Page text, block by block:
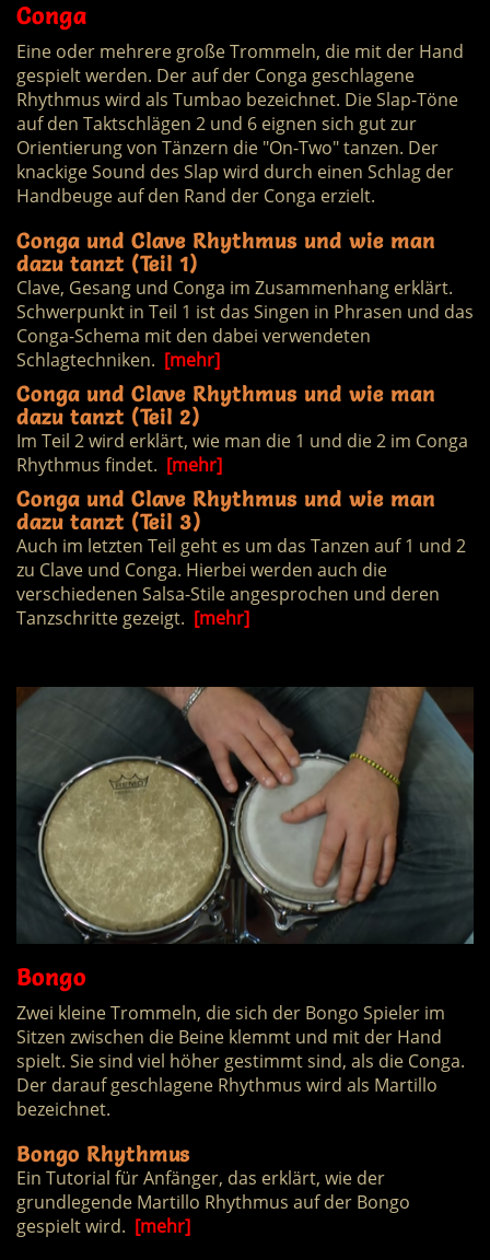
Conga
Eine oder mehrere große Trommeln, die mit der Hand
gespielt werden. Der auf der Conga geschlagene
Rhythmus wird als Tumbao bezeichnet. Die Slap-Töne
auf den Taktschlägen 2 und 6 eignen sich gut zur
Orientierung von Tänzern die "On-Two" tanzen. Der
knackige Sound des Slap wird durch einen Schlag der
Handbeuge auf den Rand der Conga erzielt.
Conga und Clave Rhythmus und wie man
dazu tanzt (Teil 1)
Clave, Gesang und Conga im Zusammenhang erklärt.
Schwerpunkt in Teil 1 ist das Singen in Phrasen und das
Conga-Schema mit den dabei verwendeten
Schlagtechniken. [mehr]
Conga und Clave Rhythmus und wie man
dazu tanzt (Teil 2)
Im Teil 2 wird erklärt, wie man die 1 und die 2 im Conga
Rhythmus findet. [mehr]
Conga und Clave Rhythmus und wie man
dazu tanzt (Teil 3)
Auch im letzten Teil geht es um das Tanzen auf 1 und 2
zu Clave und Conga. Hierbei werden auch die
verschiedenen Salsa-Stile angesprochen und deren
Tanzschritte gezeigt. [mehr]
Bongo
Zwei kleine Trommeln, die sich der Bongo Spieler im
Sitzen zwischen die Beine klemmt und mit der Hand
spielt. Sie sind viel höher gestimmt sind, als die Conga.
Der darauf geschlagene Rhythmus wird als Martillo
bezeichnet.
Bongo Rhythmus
Ein Tutorial für Anfänger, das erklärt, wie der
grundlegende Martillo Rhythmus auf der Bongo
gespielt wird. [mehr]